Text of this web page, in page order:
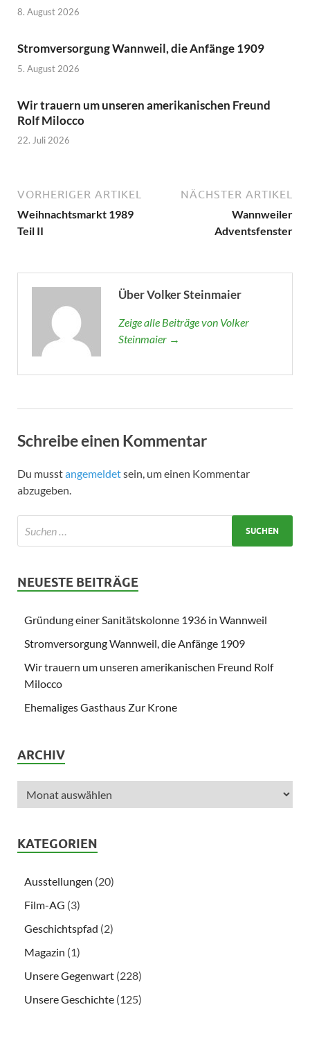
8. August 2026
Stromversorgung Wannweil, die Anfänge 1909
5. August 2026
Wir trauern um unseren amerikanischen Freund
Rolf Milocco
22. Juli 2026
VORHERIGER ARTIKEL
Weihnachtsmarkt 1989
Teil II
NÄCHSTER ARTIKEL
Wannweiler
Adventsfenster
Über Volker Steinmaier
Zeige alle Beiträge von Volker
Steinmaier →
Schreibe einen Kommentar
Du musstangemeldetsein, um einen Kommentar
abzugeben.
NEUESTE BEITRÄGE
Gründung einer Sanitätskolonne 1936 in Wannweil
Stromversorgung Wannweil, die Anfänge 1909
Wir trauern um unseren amerikanischen Freund Rolf
Milocco
Ehemaliges Gasthaus Zur Krone
ARCHIV
KATEGORIEN
Ausstellungen (20)
Film-AG (3)
Geschichtspfad (2)
Magazin (1)
Unsere Gegenwart (228)
Unsere Geschichte (125)